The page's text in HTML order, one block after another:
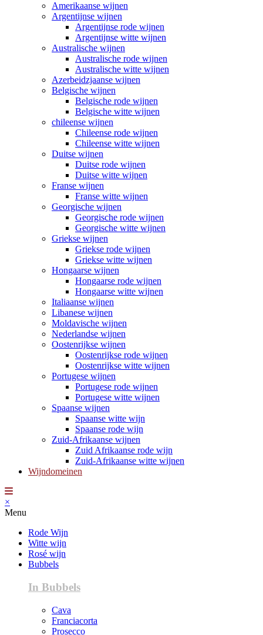
Amerikaanse wijnen
Argentijnse wijnen
Argentijnse rode wijnen
Argentijnse witte wijnen
Australische wijnen
Australische rode wijnen
Australische witte wijnen
Azerbeidzjaanse wijnen
Belgische wijnen
Belgische rode wijnen
Belgische witte wijnen
chileense wijnen
Chileense rode wijnen
Chileense witte wijnen
Duitse wijnen
Duitse rode wijnen
Duitse witte wijnen
Franse wijnen
Franse witte wijnen
Georgische wijnen
Georgische rode wijnen
Georgische witte wijnen
Griekse wijnen
Griekse rode wijnen
Griekse witte wijnen
Hongaarse wijnen
Hongaarse rode wijnen
Hongaarse witte wijnen
Italiaanse wijnen
Libanese wijnen
Moldavische wijnen
Nederlandse wijnen
Oostenrijkse wijnen
Oostenrijkse rode wijnen
Oostenrijkse witte wijnen
Portugese wijnen
Portugese rode wijnen
Portugese witte wijnen
Spaanse wijnen
Spaanse witte wijn
Spaanse rode wijn
Zuid-Afrikaanse wijnen
Zuid Afrikaanse rode wijn
Zuid-Afrikaanse witte wijnen
Wijndomeinen
×
Menu
Rode Wijn
Witte wijn
Rosé wijn
Bubbels
In Bubbels
Cava
Franciacorta
Prosecco